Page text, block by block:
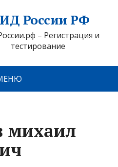
России РФ
– Регистрация и
тестирование
михаил